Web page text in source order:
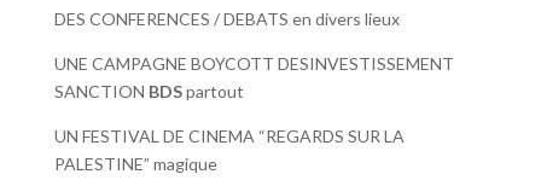
DES CONFERENCES / DEBATS en divers lieux
UNE CAMPAGNE BOYCOTT DESINVESTISSEMENT
SANCTION BDSpartout
UN FESTIVAL DE CINEMA “REGARDS SUR LA
PALESTINE” magique